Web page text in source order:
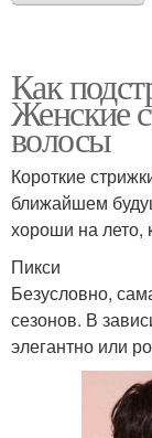
Как
Женские
волосы
Короткие
ближайшем
хороши на лето,
Пикси
Безусловно,
сезонов. В
элегантно или